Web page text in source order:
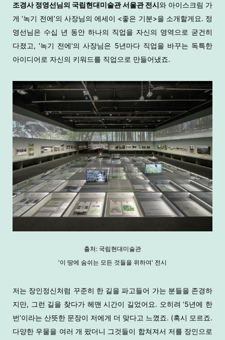
조경사 정영선님의 국립현대미술관 서울관 전시와 아이스크림 가
게 ‘녹기 전에’의 사장님의 에세이 <좋은 기분>을 소개할게요. 정
영선님은 수십 년 동안 하나의 직업을 자신의 영역으로 굳건히
다졌고, '녹기 전에'의 사장님은 5년마다 직업을 바꾸는 독특한
아이디어로 자신의 키워드를 직업으로 만들어냈죠.
출처: 국립현대미술관
'이 땅에 숨쉬는 모든 것들을 위하여' 전시
저는 장인정신처럼 꾸준히 한 길을 파고들어 가는 분들을 존경하
지만, 그런 길을 찾다가 헤맨 시간이 길었어요. 오히려 ‘5년에 한
번’이라는 산뜻한 문장이 저에게 더 맞다고 느꼈죠. (혹시 모르죠.
다양한 우물을 여러 개 팠더니 그것들이 합쳐져서 저를 장인으로